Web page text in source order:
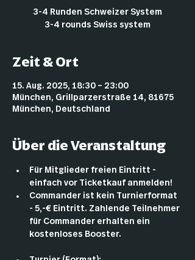
3-4 Runden Schweizer System
3-4 rounds Swiss system
Zeit & Ort
15. Aug. 2025, 18:30 – 23:00
München, Grillparzerstraße 14, 81675
München, Deutschland
Über die Veranstaltung
Für Mitglieder freien Eintritt -
einfach vor Ticketkauf anmelden!
Commander ist kein Turnierformat
- 5,-€ Eintritt. Zahlende Teilnehmer
für Commander erhalten ein
kostenloses Booster.